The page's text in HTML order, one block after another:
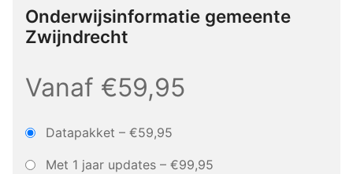
Onderwijsinformatie gemeente
Zwijndrecht
Vanaf €59,95
Datapakket – €59,95
Met 1 jaar updates – €99,95